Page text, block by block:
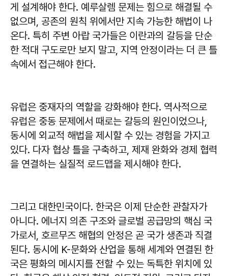
게 설계해야 한다. 예루살렘 문제는 힘으로 해결될 수
없으며, 공존의 원칙 위에서만 지속 가능한 해법이 나
온다. 특히 주변 아랍 국가들은 이란과의 갈등을 단순
한 적대 구도로만 보지 말고, 지역 안정이라는 더 큰 틀
속에서 접근해야 한다.
유럽은 중재자의 역할을 강화해야 한다. 역사적으로
유럽은 중동 문제에서 때로는 갈등의 원인이었으나,
동시에 외교적 해법을 제시할 수 있는 경험을 가지고
있다. 다자 협상 틀을 구축하고, 제재 완화와 경제 협력
을 연결하는 실질적 로드맵을 제시해야 한다.
그리고 대한민국이다. 한국은 이제 단순한 관찰자가
아니다. 에너지 의존 구조와 글로벌 공급망의 핵심 국
가로서, 호르무즈 해협의 안정은 곧 국가 생존과 직결
된다. 동시에 K-문화와 산업을 통해 세계와 연결된 한
국은 평화의 메시지를 전할 수 있는 독특한 위치에 있